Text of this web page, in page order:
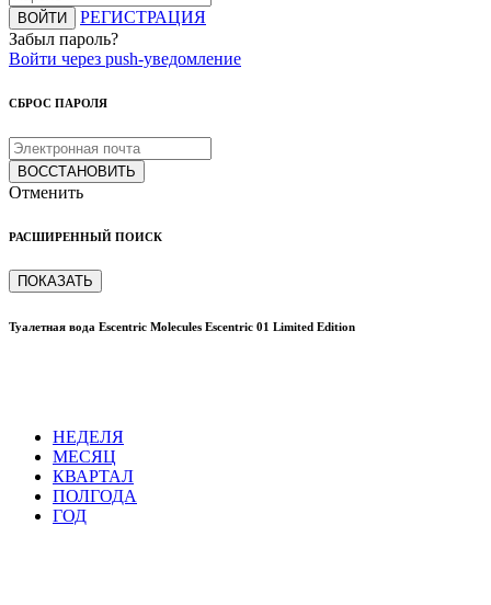
ВОЙТИ
РЕГИСТРАЦИЯ
Забыл пароль?
Войти через push-уведомление
СБРОС ПАРОЛЯ
ВОССТАНОВИТЬ
Отменить
РАСШИРЕННЫЙ ПОИСК
ПОКАЗАТЬ
Туалетная вода Escentric Molecules Escentric 01 Limited Edition
НЕДЕЛЯ
МЕСЯЦ
КВАРТАЛ
ПОЛГОДА
ГОД